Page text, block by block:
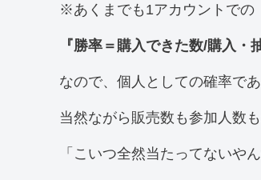
※あくまでも1アカウントでの
『勝率＝購入できた数/購入・
なので、個人としての確率で
当然ながら販売数も参加人数
「こいつ全然当たってないや